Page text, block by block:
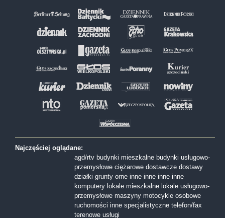
Najczęściej oglądane:
agd/rtv budynki mieszkalne budynki usługowo-
przemysłowe ciężarowe dostawcze dostawy
działki grunty orne inne inne inne inne
komputery lokale mieszkalne lokale usługowo-
przemysłowe maszyny motocykle osobowe
ruchomości inne specjalistyczne telefon/fax
terenowe usługi